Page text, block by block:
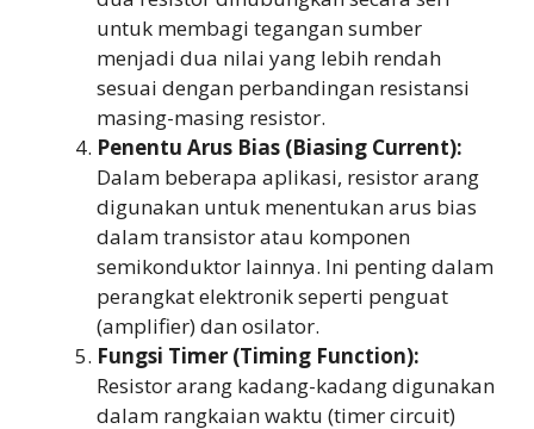
untuk membagi tegangan sumber
menjadi dua nilai yang lebih rendah
sesuai dengan perbandingan resistansi
masing-masing resistor.
Penentu Arus Bias (Biasing Current):
Dalam beberapa aplikasi, resistor arang
digunakan untuk menentukan arus bias
dalam transistor atau komponen
semikonduktor lainnya. Ini penting dalam
perangkat elektronik seperti penguat
(amplifier) dan osilator.
Fungsi Timer (Timing Function):
Resistor arang kadang-kadang digunakan
dalam rangkaian waktu (timer circuit)